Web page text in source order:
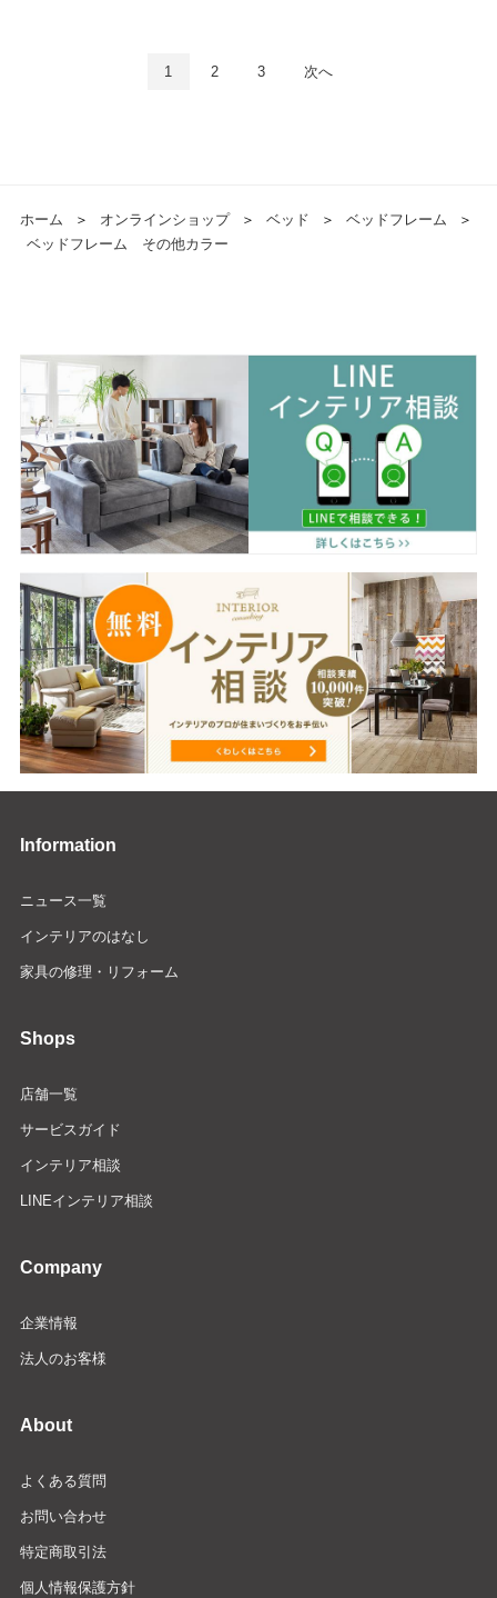
1 2 3 次へ
ホーム ＞ オンラインショップ ＞ ベッド ＞ ベッドフレーム
＞
ベッドフレーム その他カラー
Information
ニュース一覧
インテリアのはなし
家具の修理・リフォーム
Shops
店舗一覧
サービスガイド
インテリア相談
LINEインテリア相談
Company
企業情報
法人のお客様
About
よくある質問
お問い合わせ
特定商取引法
個人情報保護方針